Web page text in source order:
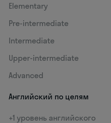
Elementary
Pre-intermediate
Intermediate
Upper-intermediate
Advanced
Английский по целям
+1 уровень английского